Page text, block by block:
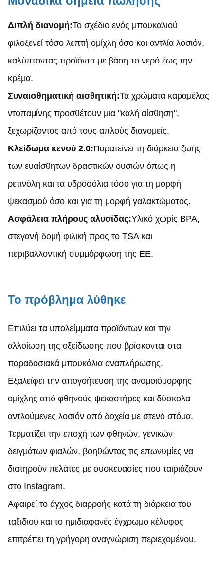
Διπλή διανομή:Το σχέδιο ενός μπουκαλιού
φιλοξενεί τόσο λεπτή ομίχλη όσο και αντλία λοσιόν,
καλύπτοντας προϊόντα με βάση το νερό έως την
κρέμα.
Συναισθηματική αισθητική:Τα χρώματα καραμέλας
ντοπαμίνης προσθέτουν μια "καλή αίσθηση",
ξεχωρίζοντας από τους απλούς διανομείς.
Κλείδωμα κενού 2.0:Παρατείνει τη διάρκεια ζωής
των ευαίσθητων δραστικών ουσιών όπως η
ρετινόλη και τα υδροσόλια τόσο για τη μορφή
ψεκασμού όσο και για τη μορφή γαλακτώματος.
Ασφάλεια πλήρους αλυσίδας:Υλικό χωρίς BPA,
στεγανή δομή φιλική προς το TSA και
περιβαλλοντική συμμόρφωση της ΕΕ.
Το πρόβλημα λύθηκε
Επιλύει τα υπολείμματα προϊόντων και την
αλλοίωση της οξείδωσης που βρίσκονται στα
παραδοσιακά μπουκάλια αναπλήρωσης.
Εξαλείφει την απογοήτευση της ανομοιόμορφης
ομίχλης από φθηνούς ψεκαστήρες και δύσκολα
αντλούμενες λοσιόν από δοχεία με στενό στόμα.
Τερματίζει την εποχή των φθηνών, γενικών
δειγμάτων φιαλών, βοηθώντας τις επωνυμίες να
διατηρούν πελάτες με συσκευασίες που ταιριάζουν
στο Instagram.
Αφαιρεί το άγχος διαρροής κατά τη διάρκεια του
ταξιδιού και το ημιδιαφανές έγχρωμο κέλυφος
επιτρέπει τη γρήγορη αναγνώριση περιεχομένου.